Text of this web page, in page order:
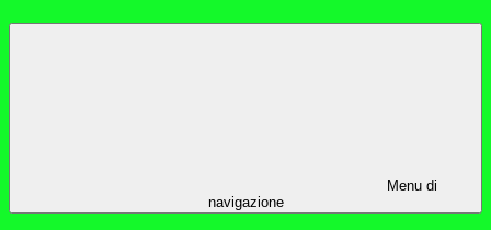
Menu di
navigazione